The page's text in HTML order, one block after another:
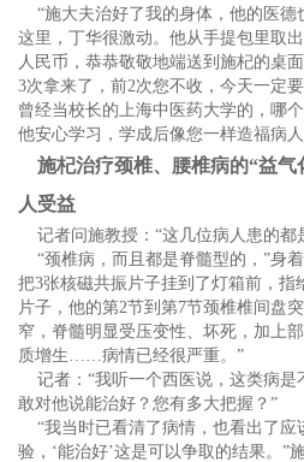
“施大夫治好了我的身体，他的医德
这里，丁华很激动。他从手提包里取
人民币，恭恭敬敬地端送到施杞的桌
3次拿来了，前2次您不收，今天一定
曾经当校长的上海中医药大学的，哪
他安心学习，学成后像您一样造福
施杞治疗颈椎、腰椎病的“益气
人受益
记者问施教授：“这几位病人患的都
“颈椎病，而且都是脊髓型的，”身
把3张核磁共振片子挂到了灯箱前，指
片子，他的第2节到第7节颈椎椎间盘
窄，脊髓明显受压变性、坏死，加上
质增生……病情已经很严重。”
记者：“我听一个西医说，这类病是
敢对他说能治好？您有多大把握？”
“我当时已看清了病情，也看出了应
验，‘能治好’这是可以争取的结果。”